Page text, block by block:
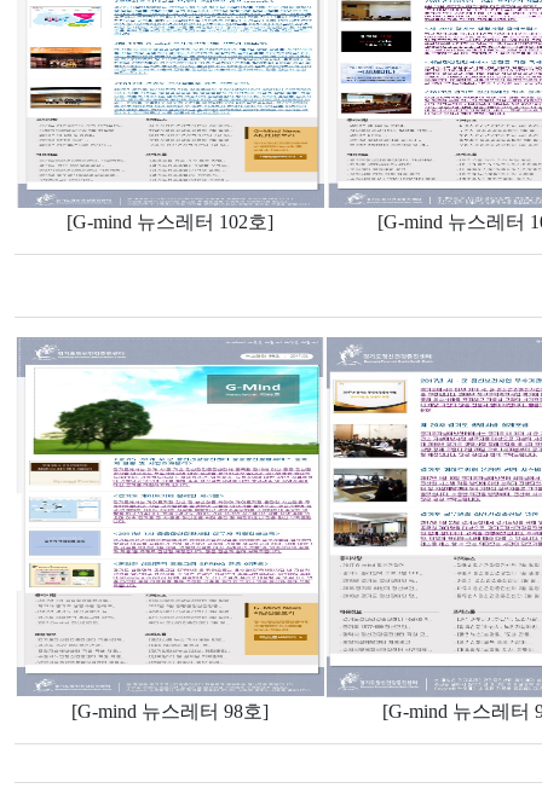
[G-mind 뉴스레터 102호] [G-mind 뉴스레터
[G-mind 뉴스레터 98호] [G-mind 뉴스레터